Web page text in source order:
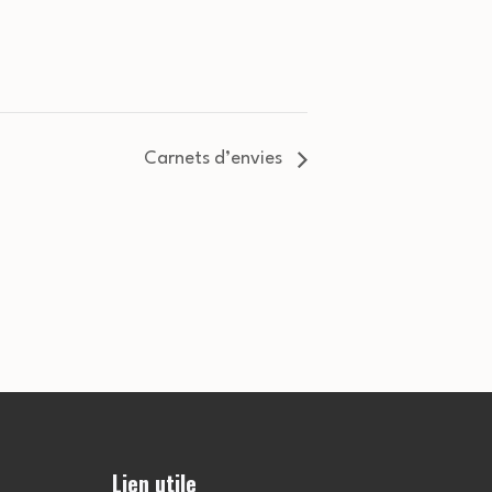
Carnets d’envies
Lien utile